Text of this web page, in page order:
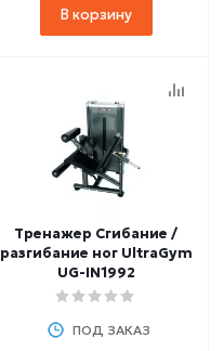
В корзину
Тренажер Сгибание /
разгибание ног UltraGym
UG-IN1992
ПОД ЗАКАЗ